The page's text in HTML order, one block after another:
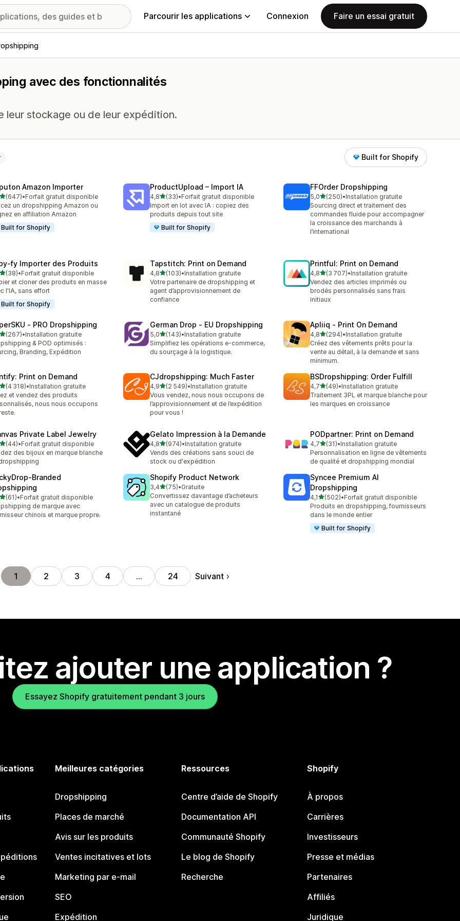
Parcourir les applications Connexion Faire un essai gratuit
avec des fonctionnalités
leur stockage ou de leur expédition.
Built for Shopify
Amazon Importer
étoile(s) sur 5
(647)
avis au total
•Forfait gratuit disponible
un dropshipping Amazon ou
en affiliation Amazon
Built for Shopify
ProductUpload – Import IA
4,8étoile(s) sur 5
(33)
33 avis au total
•Forfait gratuit disponible
Import en lot avec IA : copiez des
produits depuis tout site
Built for Shopify
FFOrder Dropshipping
5,0étoile(s) sur 5
(250)
250 avis au total
•Installation gratuite
Sourcing direct et traitement des
commandes fluide pour accompagner
la croissance des marchands à
l’international
Importer des Produits
étoile(s) sur 5
(38)au total
•Forfait gratuit disponible
et cloner des produits en masse
l'IA, sans effort
Built for Shopify
Tapstitch: Print on Demand
4,8étoile(s) sur 5
(103)
103 avis au total
•Installation gratuite
Votre partenaire de dropshipping et
agent d’approvisionnement de
confiance
Printful: Print on Demand
4,8étoile(s) sur 5
(3 707)
3707 avis au total
•Installation gratuite
Vendez des articles imprimés ou
brodés personnalisés sans frais
initiaux
‑ PRO Dropshipping
étoile(s) sur 5
(267)
avis au total
•Installation gratuite
& POD optimisés :
Branding, Expédition
German Drop ‑ EU Dropshipping
5,0étoile(s) sur 5
(143)
143 avis au total
•Installation gratuite
Simplifiez les opérations e-commerce,
du sourçage à la logistique.
Apliiq ‑ Print On Demand
4,8étoile(s) sur 5
(294)
294 avis au total
•Installation gratuite
Créez des vêtements prêts pour la
vente au détail, à la demande et sans
minimum.
Print on Demand
étoile(s) sur 5
(4 318)
avis au total
•Installation gratuite
et vendez des produits
nous nous occupons
CJdropshipping: Much Faster
4,9étoile(s) sur 5
(2 549)
2549 avis au total
•Installation gratuite
Vous vendez, nous nous occupons de
l’approvisionnement et de l’expédition
pour vous !
BSDropshipping: Order Fulfill
4,7étoile(s) sur 5
(49)
49 avis au total
•Installation gratuite
Traitement 3PL et marque blanche pour
les marques en croissance
Private Label Jewelry
étoile(s) sur 5
(44)au total
•Forfait gratuit disponible
des bijoux en marque blanche
Gelato Impression à la Demande
4,8étoile(s) sur 5
(974)
974 avis au total
•Installation gratuite
Vends des créations sans souci de
stock ou d'expédition
PODpartner: Print on Demand
4,7étoile(s) sur 5
(31)
31 avis au total
•Installation gratuite
Personnalisation en ligne de vêtements
de qualité et dropshipping mondial
étoile(s) sur 5
(61)au total
•Forfait gratuit disponible
de marque avec
chinois et marque propre.
Shopify Product Network
3,4étoile(s) sur 5
(75)
75 avis au total
•Gratuite
Convertissez davantage d’acheteurs
avec un catalogue de produits
instantané
Syncee Premium AI
Dropshipping
4,1étoile(s) sur 5
(502)
502 avis au total
•Forfait gratuit disponible
Produits en dropshipping, fournisseurs
dans le monde entier
Built for Shopify
1 2 3 4 … 24 Suivant
ajouter une application ?
Essayez Shopify gratuitement pendant 3 jours
Meilleures catégories
Dropshipping
Places de marché
Avis sur les produits
Ventes incitatives et lots
Marketing par e-mail
SEO
Expédition
Ressources
Centre d’aide de Shopify
Documentation API
Communauté Shopify
Le blog de Shopify
Recherche
Shopify
À propos
Carrières
Investisseurs
Presse et médias
Partenaires
Affiliés
Juridique